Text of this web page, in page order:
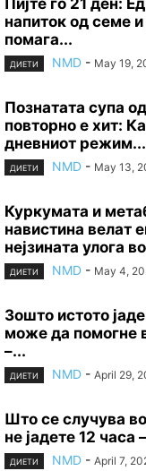
напиток од семе и
помага...
ДИЕТИ NMD - May 19,
Познатата супа
повторно е хит:
дневниот режим...
ДИЕТИ NMD - May 13,
Куркумата и
навистина велат
нејзината улога
ДИЕТИ NMD - May 4,
Зошто истото
може да помогне
–...
ДИЕТИ NMD - April 29,
Што се случува
не јадете 12 часа
ДИЕТИ NMD - April 7,